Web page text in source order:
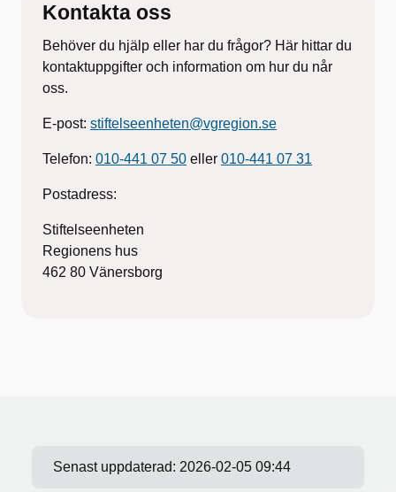
Kontakta oss
Behöver du hjälp eller har du frågor? Här hittar du
kontaktuppgifter och information om hur du når
oss.
E-post: stiftelseenheten@vgregion.se
Telefon: 010-441 07 50 eller 010-441 07 31
Postadress:
Stiftelseenheten
Regionens hus
462 80 Vänersborg
Senast uppdaterad: 2026-02-05 09:44